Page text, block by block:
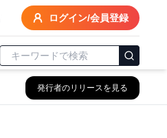
ログイン/会員登録
発行者のリリースを見る